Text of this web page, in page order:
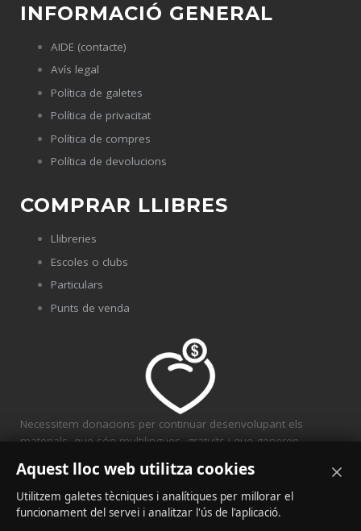
INFORMACIÓ GENERAL
AIDE (contacte)
Avís legal
Política de galetes
Política de privacitat
Política de compres
Política de devolucions
COMPRAR LLIBRES
Llibreries
Escoles o clubs
Particulars
Punts de venda
Necessitem donacions per continuar desenvolupant els
materials, que són multilingües, gratuïts i que generen
CONVENIS
Aquest lloc web utilitza cookies
Utilitzem galetes tècniques i analítiques per millorar el
funcionament del servei i analitzar l'ús de l'aplicació.